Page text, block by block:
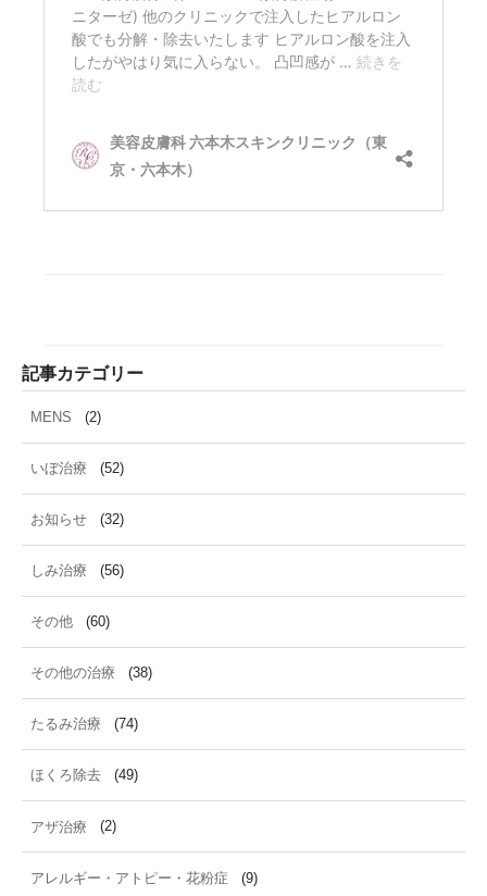
記事カテゴリー
MENS (2)
いぼ治療 (52)
お知らせ (32)
しみ治療 (56)
その他 (60)
その他の治療 (38)
たるみ治療 (74)
ほくろ除去 (49)
アザ治療 (2)
アレルギー・アトピー・花粉症 (9)